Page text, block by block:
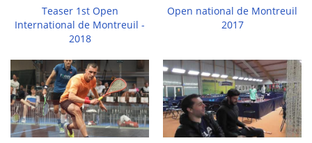
Teaser 1st Open
International de Montreuil -
2018
Open national de Montreuil
2017